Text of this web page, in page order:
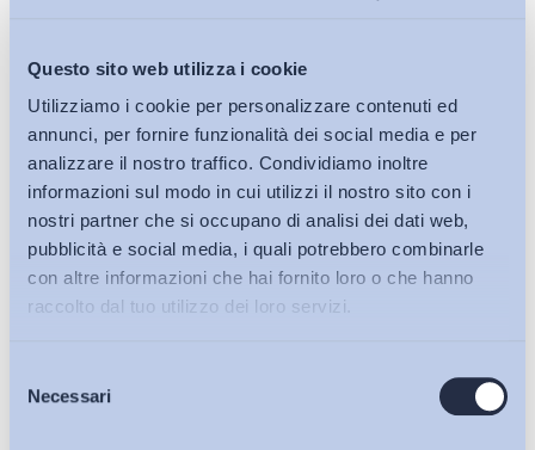
Questo sito web utilizza i cookie
Utilizziamo i cookie per personalizzare contenuti ed
annunci, per fornire funzionalità dei social media e per
analizzare il nostro traffico. Condividiamo inoltre
informazioni sul modo in cui utilizzi il nostro sito con i
nostri partner che si occupano di analisi dei dati web,
pubblicità e social media, i quali potrebbero combinarle
con altre informazioni che hai fornito loro o che hanno
raccolto dal tuo utilizzo dei loro servizi.
delNecessariBollettini ADAPT